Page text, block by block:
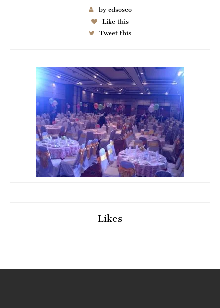
by edsoseo
Like this
Tweet this
Likes